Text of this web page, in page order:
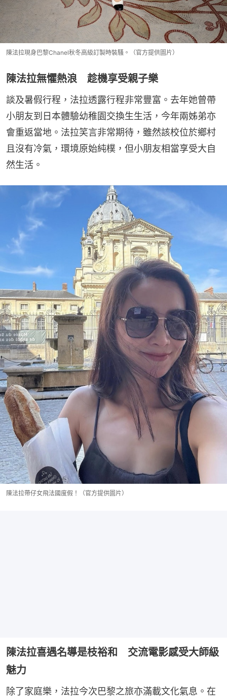
陳法拉現身巴黎Chanel秋冬高級訂製時裝騷。（官方提供圖片）
陳法拉無懼熱浪 趁機享受親子樂
談及暑假行程，法拉透露行程非常豐富。去年她曾帶
小朋友到日本體驗幼稚園交換生生活，今年兩姊弟亦
會重返當地。法拉笑言非常期待，雖然該校位於鄉村
且沒有冷氣，環境原始純樸，但小朋友相當享受大自
然生活。
陳法拉帶仔女飛法國度假！（官方提供圖片）
陳法拉喜遇名導是枝裕和 交流電影感受大師級
魅力
除了家庭樂，法拉今次巴黎之旅亦滿載文化氣息。在